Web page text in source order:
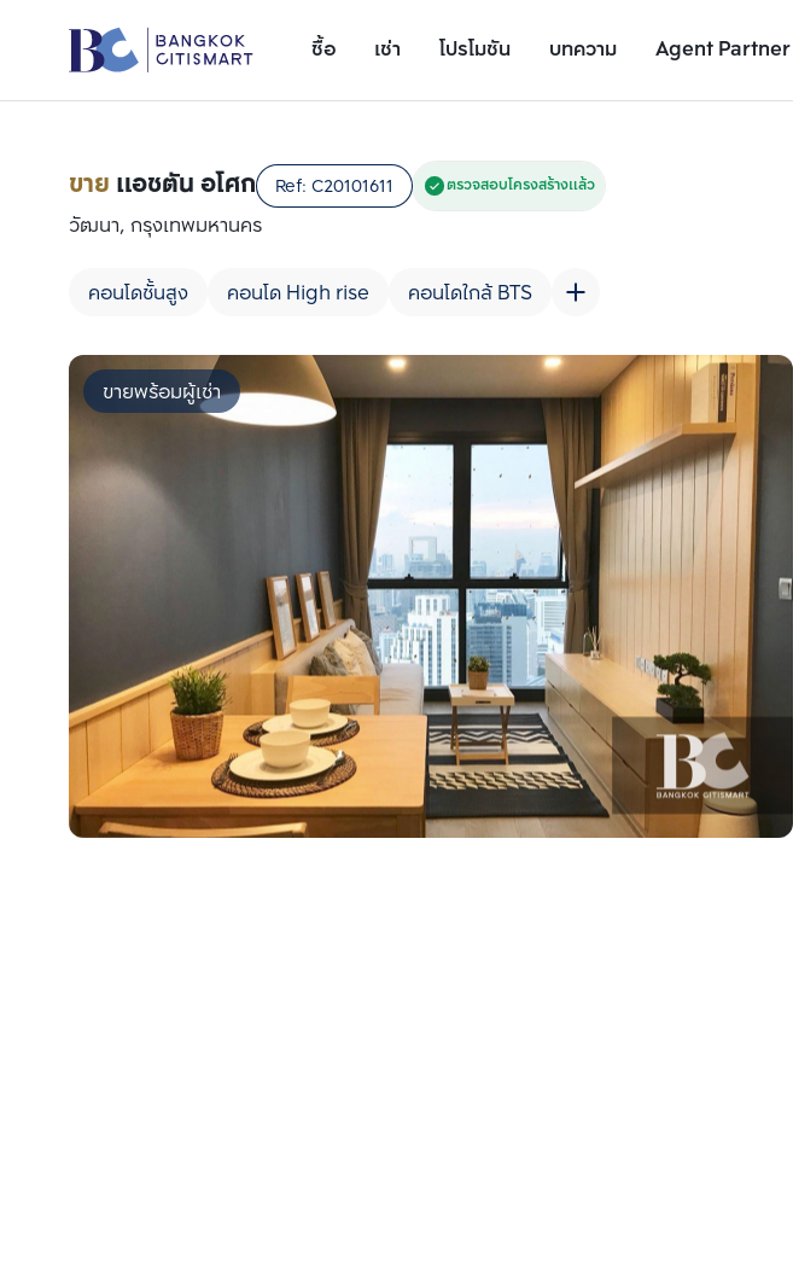
ซื้อ เช่า โปรโมชัน บทความ Agent Partner
รายละเอียดยูนิต
ขาย แอชตัน อโศก Ref: C20101611 ตรวจสอบโครงสร้างแล้ว
วัฒนา, กรุงเทพมหานคร
คอนโดชั้นสูง คอนโด High rise คอนโดใกล้ BTS
ขายพร้อมผู้เช่า
เพิ่มยูนิตเปรียบเทียบ
เพิ่มยูนิตเปรียบเทียบ
รายการที่ 2